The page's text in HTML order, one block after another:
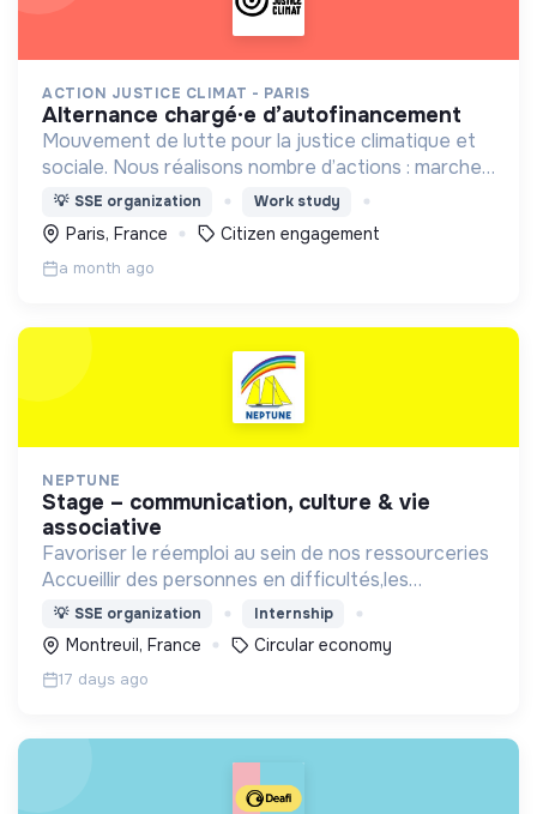
ACTION JUSTICE CLIMAT - PARIS
alternance chargé·e d’autofinancement
Mouvement de lutte pour la justice climatique et
sociale. Nous réalisons nombre d’actions : marches
pour le climat, actions de mobilisation citoyenne
non-violente, formations, luttes locales, etc.
💡 SSE organization Work study
Paris, France Citizen engagement
a month ago
NEPTUNE
stage – communication, culture & vie
associative
Favoriser le réemploi au sein de nos ressourceries
Accueillir des personnes en difficultés,les
accompagner socialement et professionnellement
💡 SSE organization Internship
Montreuil, France Circular economy
17 days ago